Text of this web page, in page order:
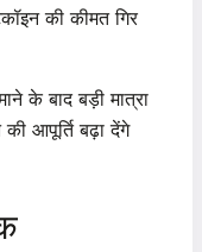
की कीमत गिर
के बाद बड़ी मात्रा
आपूर्ति बढ़ा देंगे